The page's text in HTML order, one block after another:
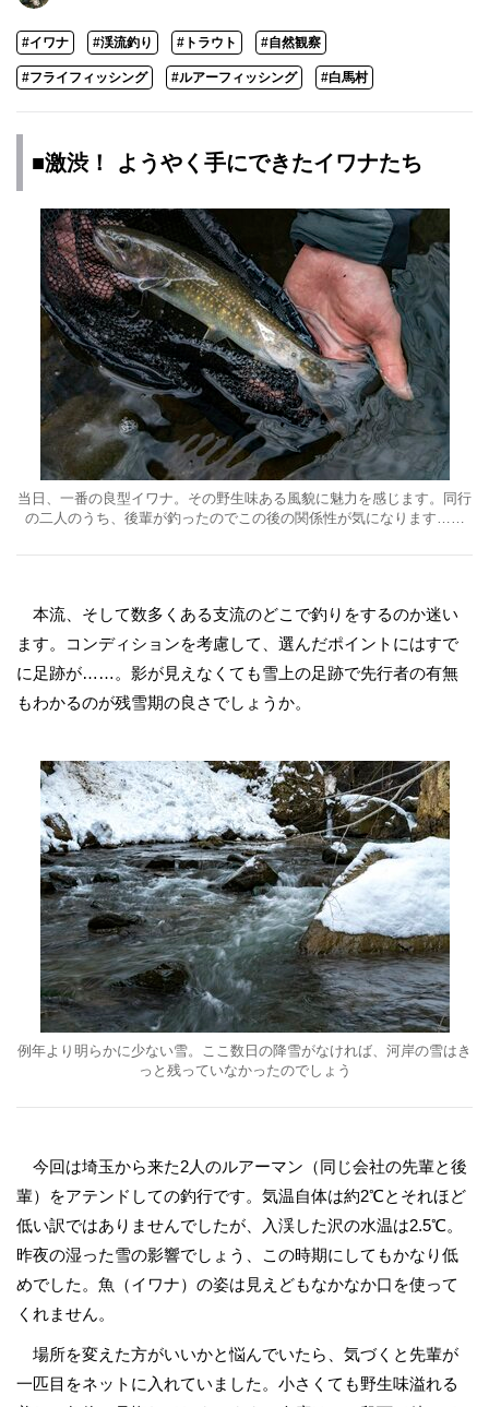
#イワナ #渓流釣り #トラウト #自然観察
#フライフィッシング #ルアーフィッシング #白馬村
■激渋！ ようやく手にできたイワナたち
当日、一番の良型イワナ。その野生味ある風貌に魅力を感じます。同行
の二人のうち、後輩が釣ったのでこの後の関係性が気になります……
本流、そして数多くある支流のどこで釣りをするのか迷い
ます。コンディションを考慮して、選んだポイントにはすで
に足跡が……。影が見えなくても雪上の足跡で先行者の有無
もわかるのが残雪期の良さでしょうか。
例年より明らかに少ない雪。ここ数日の降雪がなければ、河岸の雪はき
っと残っていなかったのでしょう
今回は埼玉から来た2人のルアーマン（同じ会社の先輩と後
輩）をアテンドしての釣行です。気温自体は約2℃とそれほど
低い訳ではありませんでしたが、入渓した沢の水温は2.5℃。
昨夜の湿った雪の影響でしょう、この時期にしてもかなり低
めでした。魚（イワナ）の姿は見えどもなかなか口を使って
くれません。
場所を変えた方がいいかと悩んでいたら、気づくと先輩が
一匹目をネットに入れていました。小さくても野生味溢れる